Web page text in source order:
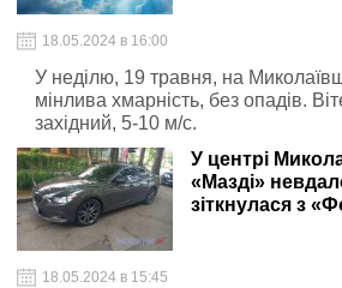
18.05.2024 в 16:00
У неділю, 19 травня, на
мінлива хмарність, без опадів.
західний, 5-10 м/с.
У центрі
«Мазді»
зіткнулася з
18.05.2024 в 15:45